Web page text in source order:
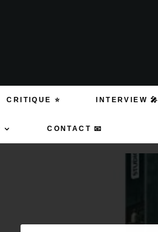
CRITIQUE ⭐ INTERVIEW 🎤
CONTACT 📧